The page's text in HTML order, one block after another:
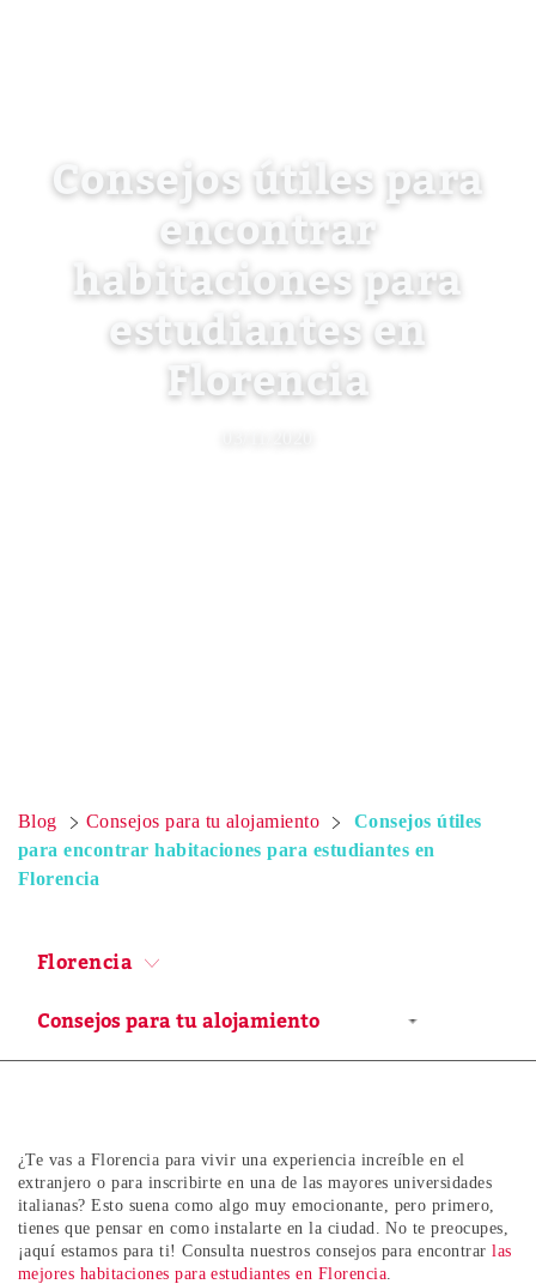
Consejos útiles para
encontrar
habitaciones para
estudiantes en
Florencia
Blog Consejos para tu alojamiento
Consejos útiles
para encontrar habitaciones para estudiantes en
Florencia
Florencia
¿Te vas a Florencia para vivir una experiencia increíble en el
extranjero o para inscribirte en una de las mayores universidades
italianas? Esto suena como algo muy emocionante, pero primero,
tienes que pensar en como instalarte en la ciudad. No te preocupes,
¡aquí estamos para ti! Consulta nuestros consejos para encontrarlas
mejores habitaciones para estudiantes en Florencia